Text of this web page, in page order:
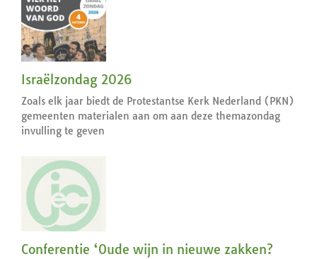
Israëlzondag 2026
Zoals elk jaar biedt de Protestantse Kerk Nederland (PKN)
gemeenten materialen aan om aan deze themazondag
invulling te geven
Conferentie ‘Oude wijn in nieuwe zakken?